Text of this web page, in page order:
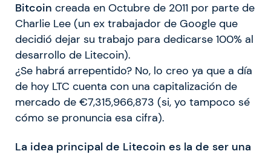
Bitcoin creada en Octubre de 2011 por parte de
Charlie Lee (un ex trabajador de Google que
decidió dejar su trabajo para dedicarse 100% al
desarrollo de Litecoin).
¿Se habrá arrepentido? No, lo creo ya que a día
de hoy LTC cuenta con una capitalización de
mercado de €7,315,966,873 (si, yo tampoco sé
cómo se pronuncia esa cifra).
La idea principal de Litecoin es la de ser una